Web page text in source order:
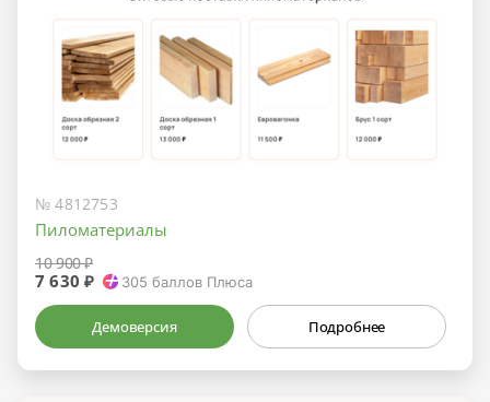
№ 4812753
Пиломатериалы
10 900 ₽
7 630 ₽ 305 баллов Плюса
Демоверсия Подробнее